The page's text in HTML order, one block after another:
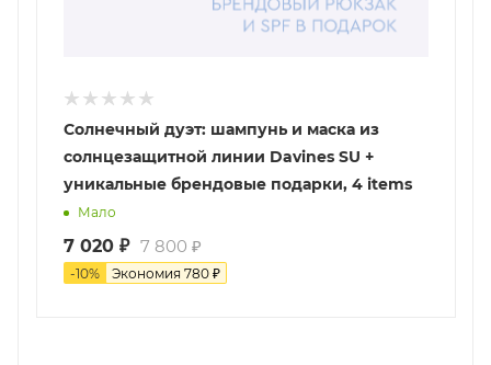
Солнечный дуэт: шампунь и маска из
солнцезащитной линии Davines SU +
уникальные брендовые подарки, 4 items
Мало
7 020 ₽ 7 800 ₽
-10% Экономия 780 ₽